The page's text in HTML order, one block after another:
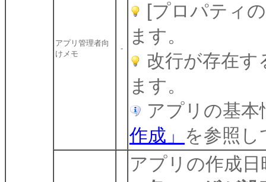
アプリ管理者向
けメモ
-
[プロパティ
ます。
改行が存在す
ます。
アプリの基
作成」 を参照
アプリの作成